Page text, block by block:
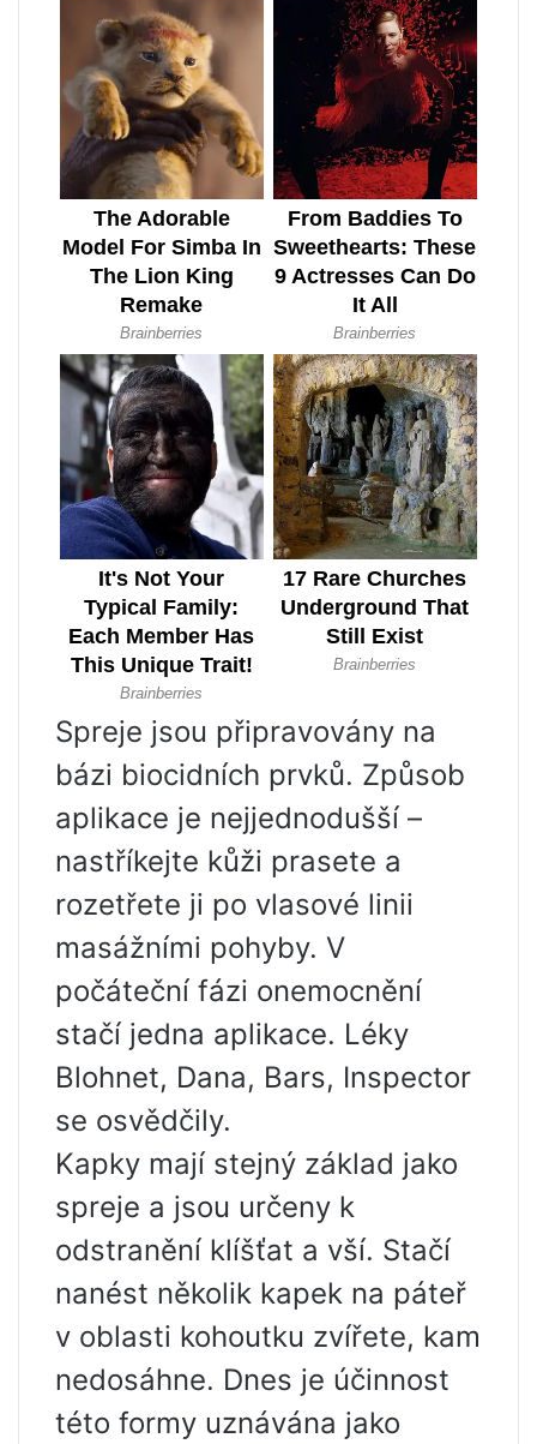
Spreje jsou připravovány na
bázi biocidních prvků. Způsob
aplikace je nejjednodušší –
nastříkejte kůži prasete a
rozetřete ji po vlasové linii
masážními pohyby. V
počáteční fázi onemocnění
stačí jedna aplikace. Léky
Blohnet, Dana, Bars, Inspector
se osvědčily.
Kapky mají stejný základ jako
spreje a jsou určeny k
odstranění klíšťat a vší. Stačí
nanést několik kapek na páteř
v oblasti kohoutku zvířete, kam
nedosáhne. Dnes je účinnost
této formy uznávána jako